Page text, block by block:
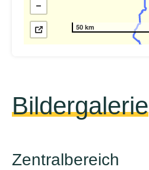
50 km
Bildergalerie
Zentralbereich